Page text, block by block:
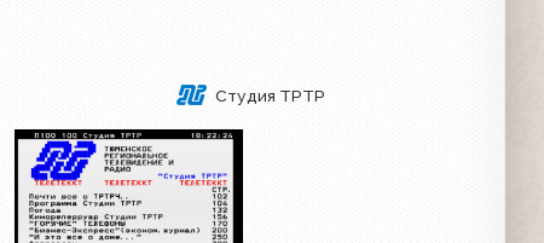
Студия ТРТР